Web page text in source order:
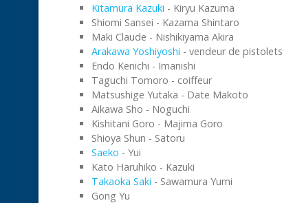
Kitamura Kazuki - Kiryu Kazuma
Shiomi Sansei - Kazama Shintaro
Maki Claude - Nishikiyama Akira
Arakawa Yoshiyoshi - vendeur de pistolets
Endo Kenichi - Imanishi
Taguchi Tomoro - coiffeur
Matsushige Yutaka - Date Makoto
Aikawa Sho - Noguchi
Kishitani Goro - Majima Goro
Shioya Shun - Satoru
Saeko - Yui
Kato Haruhiko - Kazuki
Takaoka Saki - Sawamura Yumi
Gong Yu